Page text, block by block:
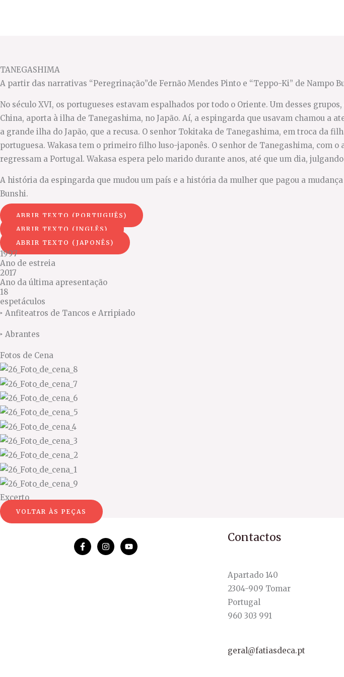
TANEGASHIMA
A partir das narrativas “Peregrinação”de Fernão Mendes Pinto e “Teppo-Ki” de Nampo
No século XVI, os portugueses estavam espalhados por todo o Oriente. Um desses
China, aporta à ilha de Tanegashima, no Japão. Aí, a espingarda que usavam chamou a
a grande ilha do Japão, que a recusa. O senhor Tokitaka de Tanegashima, em troca da
portuguesa. Wakasa tem o primeiro filho luso-japonês. O senhor de Tanegashima, com
regressam a Portugal. Wakasa espera pelo marido durante anos, até que um dia,
A história da espingarda que mudou um país e a história da mulher que pagou a
Bunshi.
ABRIR TEXTO (PORTUGUÊS)
ABRIR TEXTO (INGLÊS)
ABRIR TEXTO (JAPONÊS)
1997
Ano de estreia
2017
Ano da última apresentação
18
espetáculos
‣ Anfiteatros de Tancos e Arripiado
‣ Abrantes
Fotos de Cena
Excerto
VOLTAR ÀS PEÇAS
Contactos
Apartado 140
2304-909 Tomar
Portugal
960 303 991
geral@fatiasdeca.pt